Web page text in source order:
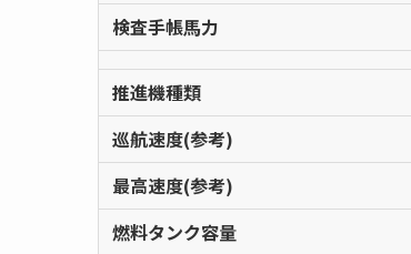
検査手帳馬力
推進機種類
巡航速度(参考)
最高速度(参考)
燃料タンク容量